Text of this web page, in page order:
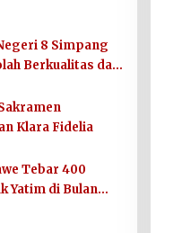
8 Simpang
Berkualitas dan
Klara Fidelia
Tebar 400
Yatim di Bulan